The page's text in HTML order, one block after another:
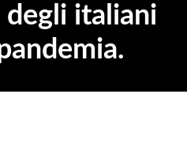
degli italiani